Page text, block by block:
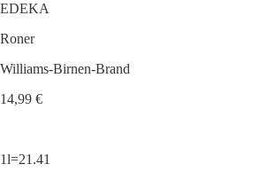
EDEKA
Roner
Williams-Birnen-Brand
14,99 €
1l=21.41